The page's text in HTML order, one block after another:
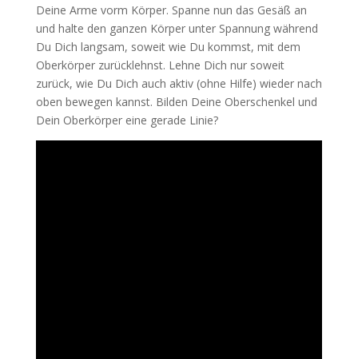
Deine Arme vorm Körper. Spanne nun das Gesäß an
und halte den ganzen Körper unter Spannung während
Du Dich langsam, soweit wie Du kommst, mit dem
Oberkörper zurücklehnst. Lehne Dich nur soweit
zurück, wie Du Dich auch aktiv (ohne Hilfe) wieder nach
oben bewegen kannst. Bilden Deine Oberschenkel und
Dein Oberkörper eine gerade Linie?